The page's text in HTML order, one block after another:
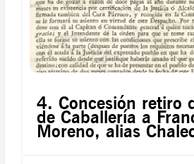
4. Concesión retiro
de Caballería a
Moreno, alias